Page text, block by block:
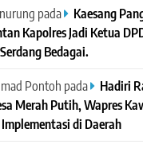
pada
Kaesang
Kapolres Jadi Ketua
Bedagai.
Pontoh pada
Hadiri
Merah Putih, Wapres
di Daerah